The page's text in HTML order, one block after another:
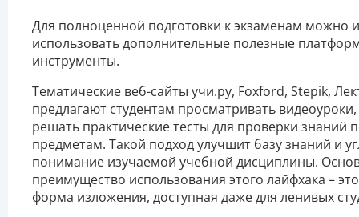
Для полноценной подготовки к экзаменам можно
использовать дополнительные полезные
инструменты.
Тематические веб-сайты учи.ру, Foxford, Stepik,
предлагают студентам просматривать
решать практические тесты для проверки знаний
предметам. Такой подход улучшит базу знаний и
понимание изучаемой учебной дисциплины.
преимущество использования этого лайфхака –
форма изложения, доступная даже для ленивых